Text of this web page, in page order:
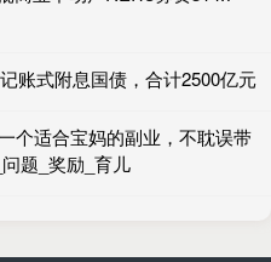
账式附息国债，合计2500亿元
个适合宝妈的副业，不耽误带
题_奖励_育儿